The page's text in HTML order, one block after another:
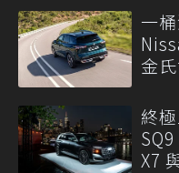
一
金
終
X7